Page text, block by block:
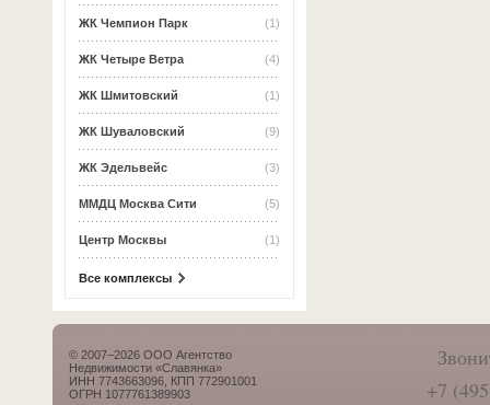
(1)
ЖК Чемпион Парк
(4)
ЖК Четыре Ветра
(1)
ЖК Шмитовский
(9)
ЖК Шуваловский
(3)
ЖК Эдельвейс
(5)
ММДЦ Москва Сити
(1)
Центр Москвы
Все комплексы
© 2007–2026 ООО Агентство
Недвижимости «Славянка»
ИНН 7743663096, КПП 772901001
ОГРН 1077761389903
+7